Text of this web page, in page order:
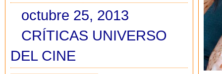
octubre 25, 2013
CRÍTICAS UNIVERSO
DEL CINE